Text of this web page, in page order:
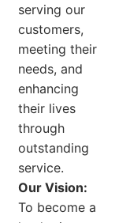
serving our
customers,
meeting their
needs, and
enhancing
their lives
through
outstanding
service.
Our Vision:
To become a